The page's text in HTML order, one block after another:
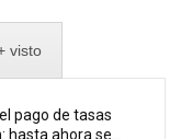
visto
pago de tasas
ahora se...